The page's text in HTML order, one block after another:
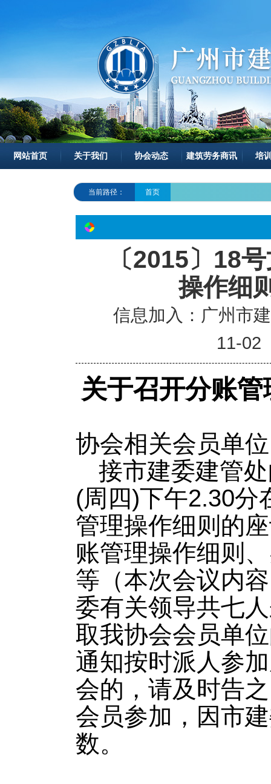
网站首页 关于我们 协会动态 建筑劳务商讯 培
当前路径： 首页
〔2015〕18
操作细
信息加入：广州市
11-02
关于召开分账
协会相关会员单
接市建委建管
(周四)下午2.30分
管理操作细则的
账管理操作细则
等（本次会议内
委有关领导共七
取我协会会员单
通知按时派人参
会的，请及时告
会员参加，因市
数。